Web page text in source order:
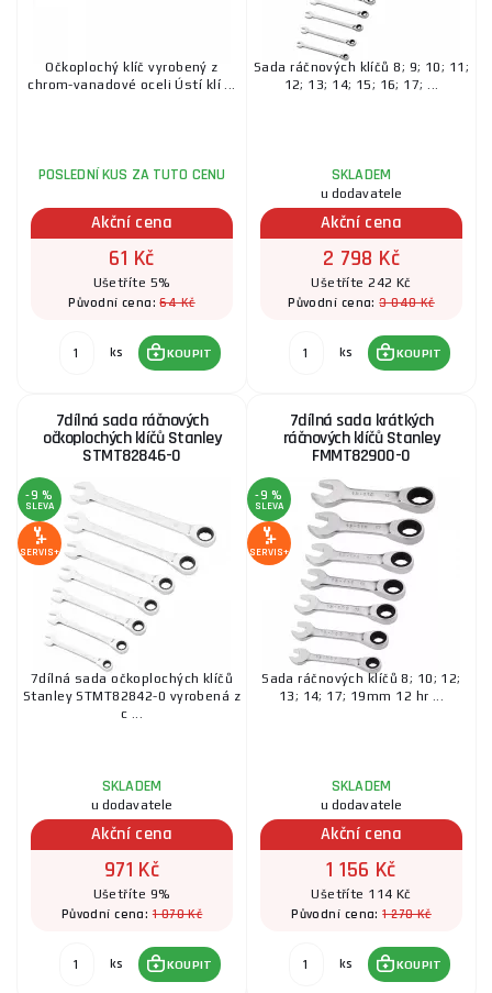
Očkoplochý klíč vyrobený z
chrom-vanadové oceli Ústí klí ...
POSLEDNÍ KUS ZA TUTO CENU
Akční cena
61 Kč
Ušetříte 5%
Původní cena:64 Kč
ks KOUPIT
Sada ráčnových klíčů 8; 9; 10; 11;
12; 13; 14; 15; 16; 17; ...
SKLADEM
u dodavatele
Akční cena
2 798 Kč
Ušetříte 242 Kč
Původní cena:3 040 Kč
ks KOUPIT
7dílná sada ráčnových
očkoplochých klíčů Stanley
STMT82846-0
-9 %
SLEVA
SERVIS+
7dílná sada očkoplochých klíčů
Stanley STMT82842-0 vyrobená z
c ...
SKLADEM
u dodavatele
Akční cena
971 Kč
Ušetříte 9%
Původní cena:1 070 Kč
ks KOUPIT
7dílná sada krátkých
ráčnových klíčů Stanley
FMMT82900-0
-9 %
SLEVA
SERVIS+
Sada ráčnových klíčů 8; 10; 12;
13; 14; 17; 19mm 12 hr ...
SKLADEM
u dodavatele
Akční cena
1 156 Kč
Ušetříte 114 Kč
Původní cena:1 270 Kč
ks KOUPIT